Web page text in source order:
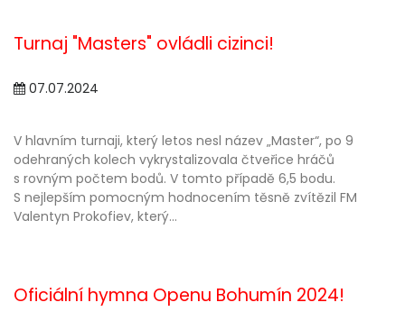
Turnaj "Masters" ovládli cizinci!
07.07.2024
V hlavním turnaji, který letos nesl název „Master“, po 9
odehraných kolech vykrystalizovala čtveřice hráčů
s rovným počtem bodů. V tomto případě 6,5 bodu.
S nejlepším pomocným hodnocením těsně zvítězil FM
Valentyn Prokofiev, který...
Oficiální hymna Openu Bohumín 2024!